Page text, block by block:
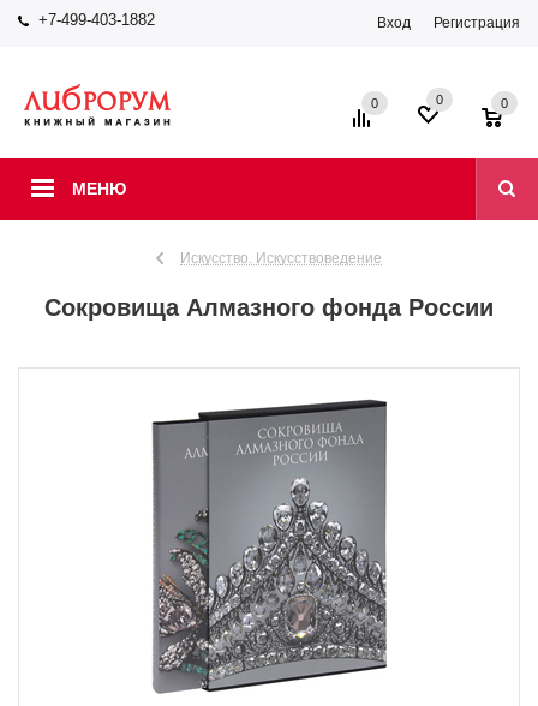
+7-499-403-1882 Вход Регистрация
МЕНЮ
0 0 0
Искусство. Искусствоведение
Сокровища Алмазного фонда России